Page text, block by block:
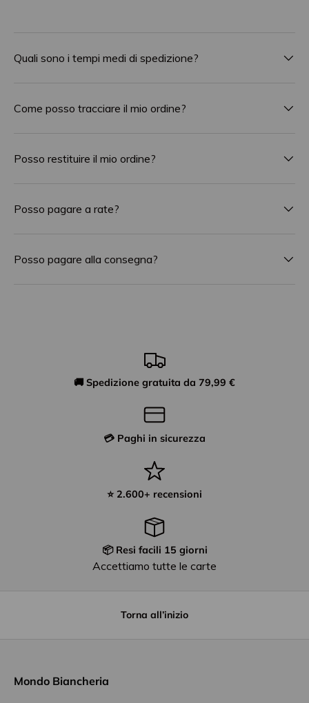
Quali sono i tempi medi di spedizione?
Come posso tracciare il mio ordine?
Posso restituire il mio ordine?
Posso pagare a rate?
Posso pagare alla consegna?
🚚 Spedizione gratuita da 79,99 €
💳 Paghi in sicurezza
⭐ 2.600+ recensioni
📦 Resi facili 15 giorni
Accettiamo tutte le carte
Torna all’inizio
Mondo Biancheria